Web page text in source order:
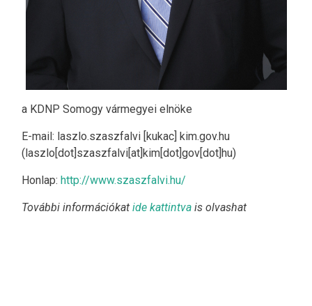
a KDNP Somogy vármegyei elnöke
E-mail: laszlo.szaszfalvi [kukac] kim.gov.hu
(laszlo[dot]szaszfalvi[at]kim[dot]gov[dot]hu)
Honlap: http://www.szaszfalvi.hu/
További információkat ide kattintva is olvashat